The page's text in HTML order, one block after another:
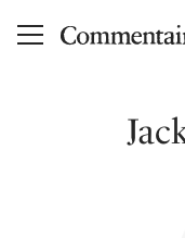
Aller au contenu